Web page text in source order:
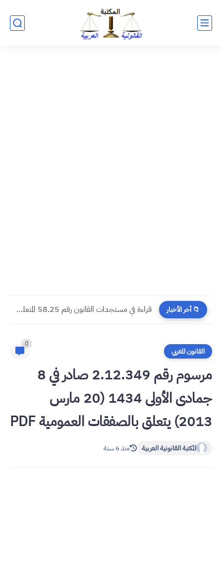
📁 آخر الأخبار مسجدات جرائم الشيك في قانون المسطرة المدنية الجديد
القانون المغربي
0
مرسوم رقم 2.12.349 صادر في 8
جمادى الأولى 1434 (20 مارس
2013) يتعلق بالصفقات العمومية PDF
المكتبة القانونية العربية منذ 6 سنة